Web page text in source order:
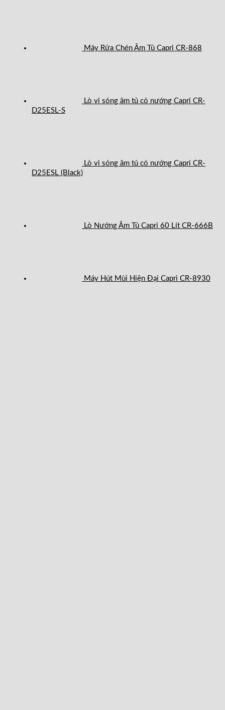
Máy Rửa Chén Âm Tủ Capri CR-868
Lò vi sóng âm tủ có nướng Capri CR-
D25ESL-S
Lò vi sóng âm tủ có nướng Capri CR-
D25ESL (Black)
Lò Nướng Âm Tủ Capri 60 Lít CR-666B
Máy Hút Mùi Hiện Đại Capri CR-8930